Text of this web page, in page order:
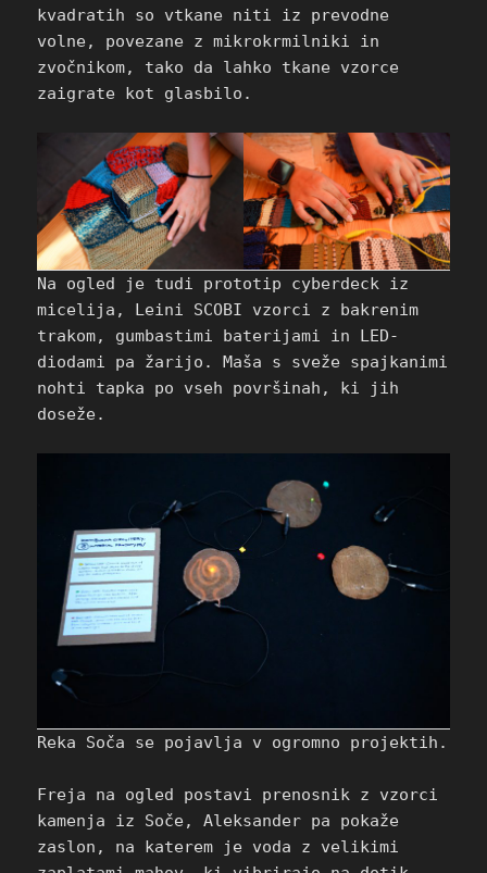
kvadratih so vtkane niti iz prevodne
volne, povezane z mikrokrmilniki in
zvočnikom, tako da lahko tkane vzorce
zaigrate kot glasbilo.
Na ogled je tudi prototip cyberdeck iz
micelija, Leini SCOBI vzorci z bakrenim
trakom, gumbastimi baterijami in LED-
diodami pa žarijo. Maša s sveže spajkanimi
nohti tapka po vseh površinah, ki jih
doseže.
Reka Soča se pojavlja v ogromno projektih.
Freja na ogled postavi prenosnik z vzorci
kamenja iz Soče, Aleksander pa pokaže
zaslon, na katerem je voda z velikimi